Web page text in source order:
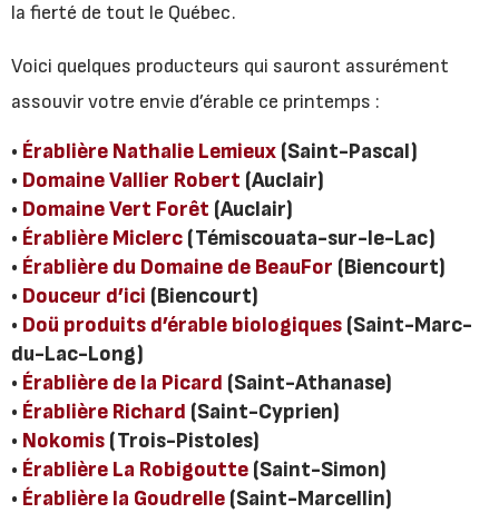
la fierté de tout le Québec.
Voici quelques producteurs qui sauront assurément
assouvir votre envie d’érable ce printemps :
• Érablière Nathalie Lemieux (Saint-Pascal)
• Domaine Vallier Robert (Auclair)
• Domaine Vert Forêt (Auclair)
• Érablière Miclerc (Témiscouata-sur-le-Lac)
• Érablière du Domaine de BeauFor (Biencourt)
• Douceur d’ici (Biencourt)
• Doü produits d’érable biologiques (Saint-Marc-
du-Lac-Long)
• Érablière de la Picard (Saint-Athanase)
• Érablière Richard (Saint-Cyprien)
• Nokomis (Trois-Pistoles)
• Érablière La Robigoutte (Saint-Simon)
• Érablière la Goudrelle (Saint-Marcellin)